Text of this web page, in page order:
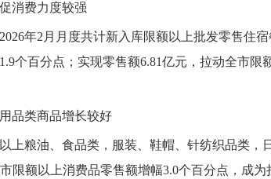
消费力度较强
年2月月度共计新入库限额以上批发零售住
个百分点；实现零售额6.81亿元，拉动全市
品类商品增长较好
上粮油、食品类，服装、鞋帽、针纺织品类，
限额以上消费品零售额增幅3.0个百分点，成为